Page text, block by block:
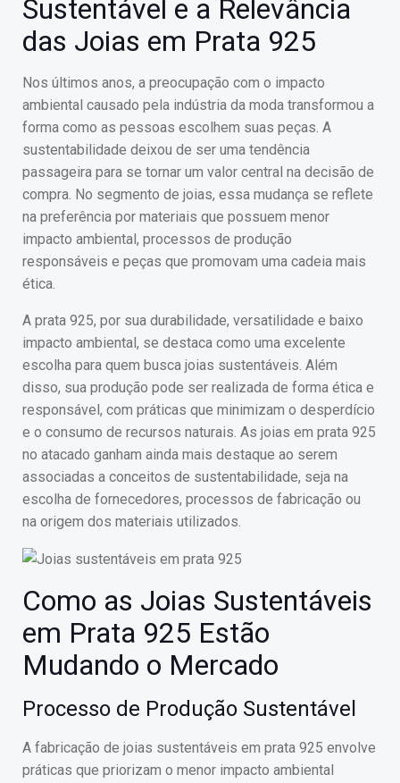
Sustentável e a Relevância
das Joias em Prata 925
Nos últimos anos, a preocupação com o impacto
ambiental causado pela indústria da moda transformou a
forma como as pessoas escolhem suas peças. A
sustentabilidade deixou de ser uma tendência
passageira para se tornar um valor central na decisão de
compra. No segmento de joias, essa mudança se reflete
na preferência por materiais que possuem menor
impacto ambiental, processos de produção
responsáveis e peças que promovam uma cadeia mais
ética.
A prata 925, por sua durabilidade, versatilidade e baixo
impacto ambiental, se destaca como uma excelente
escolha para quem busca joias sustentáveis. Além
disso, sua produção pode ser realizada de forma ética e
responsável, com práticas que minimizam o desperdício
e o consumo de recursos naturais. As joias em prata 925
no atacado ganham ainda mais destaque ao serem
associadas a conceitos de sustentabilidade, seja na
escolha de fornecedores, processos de fabricação ou
na origem dos materiais utilizados.
Como as Joias Sustentáveis
em Prata 925 Estão
Mudando o Mercado
Processo de Produção Sustentável
A fabricação de joias sustentáveis em prata 925 envolve
práticas que priorizam o menor impacto ambiental